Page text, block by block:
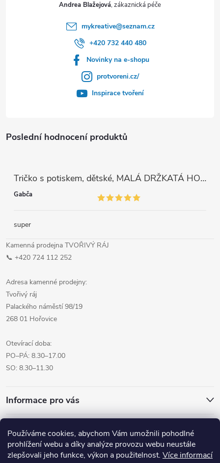
Používáme cookies, abychom Vám umožnili pohodlné
prohlížení webu a díky analýze provozu webu neustále
zlepšovali jeho funkce, výkon a použitelnost. Více informací
Poslední hodnocení produktů
Tričko s potiskem, dětské, MALÁ DRŽKATÁ HOLKA, 1 ks
Gabča
super
Kamenná prodejna TVOŘIVÝ RÁJ
📞 +420 724 112 252
Adresa kamenné prodejny:
Tvořivý ráj
Palackého náměstí 98/19
268 01 Hořovice
Otevírací doba:
PO–PÁ: 8.30–17.00
SO: 8.30–11.30
Informace pro vás
Andrea Blažejová
mykreative@seznam.cz
+420 732 440 480
Novinky na e-shopu
protvoreni.cz/
Inspirace tvoření
Přijímáme online platby